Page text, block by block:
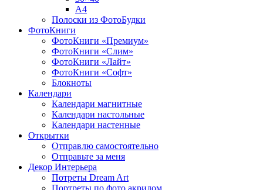
A4
Полоски из ФотоБудки
ФотоКниги
ФотоКниги «Премиум»
ФотоКниги «Слим»
ФотоКниги «Лайт»
ФотоКниги «Софт»
Блокноты
Календари
Календари магнитные
Календари настольные
Календари настенные
Открытки
Отправлю самостоятельно
Отправьте за меня
Декор Интерьера
Потреты Dream Art